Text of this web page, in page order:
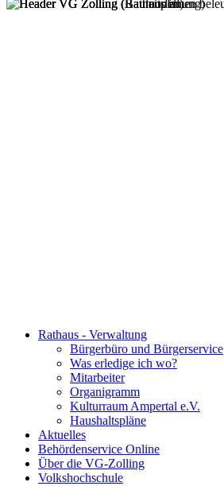
Rathaus - Verwaltung
Bürgerbüro und Bürgerservice
Was erledige ich wo?
Mitarbeiter
Organigramm
Kulturraum Ampertal e.V.
Haushaltspläne
Aktuelles
Behördenservice Online
Über die VG-Zolling
Volkshochschule